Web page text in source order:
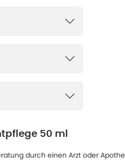
50 ml
durch einen Arzt oder